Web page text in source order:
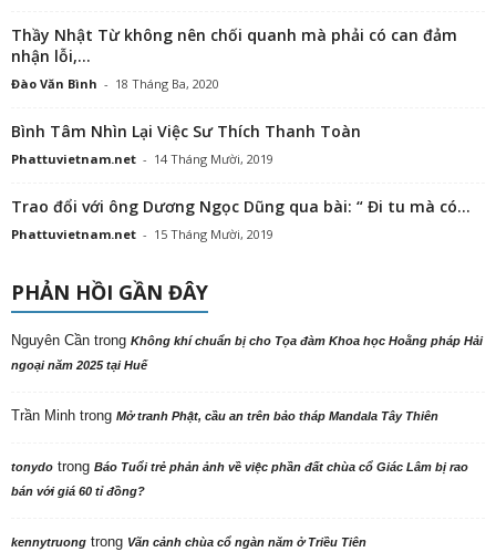
Thầy Nhật Từ không nên chối quanh mà phải có can đảm
nhận lỗi,...
Đào Văn Bình - 18 Tháng Ba, 2020
Bình Tâm Nhìn Lại Việc Sư Thích Thanh Toàn
Phattuvietnam.net - 14 Tháng Mười, 2019
Trao đổi với ông Dương Ngọc Dũng qua bài: “ Đi tu mà có...
Phattuvietnam.net - 15 Tháng Mười, 2019
PHẢN HỒI GẦN ĐÂY
Nguyên Cần trong Không khí chuẩn bị cho Tọa đàm Khoa học Hoằng pháp Hải
ngoại năm 2025 tại Huế
Trần Minh trong Mở tranh Phật, cầu an trên bảo tháp Mandala Tây Thiên
tonydo trong Báo Tuổi trẻ phản ảnh về việc phần đất chùa cổ Giác Lâm bị rao
bán với giá 60 tỉ đồng?
kennytruong trong Vãn cảnh chùa cổ ngàn năm ở Triều Tiên